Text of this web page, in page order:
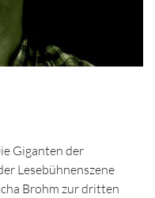
Giganten der
Lesebühnenszene
Brohm zur dritten